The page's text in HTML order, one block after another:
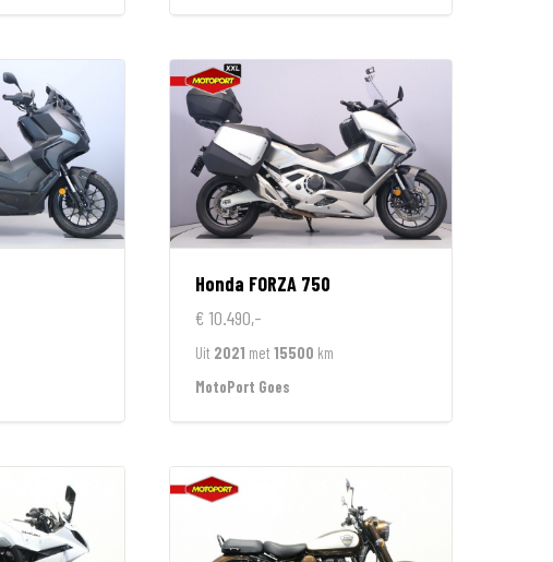
Honda FORZA 750
€ 10.490,-
Uit 2021 met 15500 km
MotoPort Goes